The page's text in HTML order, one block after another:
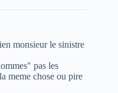
monsieur le sinistre
pas les
meme chose ou pire